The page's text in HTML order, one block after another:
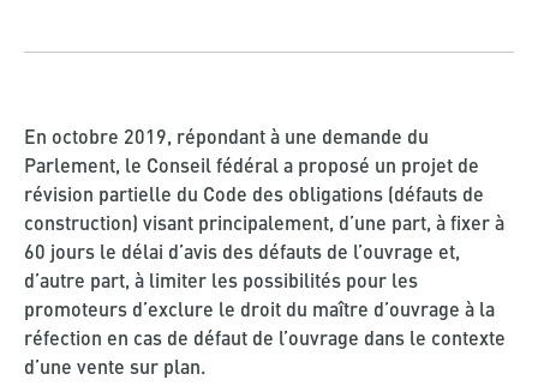
En octobre 2019, répondant à une demande du
Parlement, le Conseil fédéral a proposé un projet de
révision partielle du Code des obligations (défauts de
construction) visant principalement, d’une part, à fixer à
60 jours le délai d’avis des défauts de l’ouvrage et,
d’autre part, à limiter les possibilités pour les
promoteurs d’exclure le droit du maître d’ouvrage à la
réfection en cas de défaut de l’ouvrage dans le contexte
d’une vente sur plan.